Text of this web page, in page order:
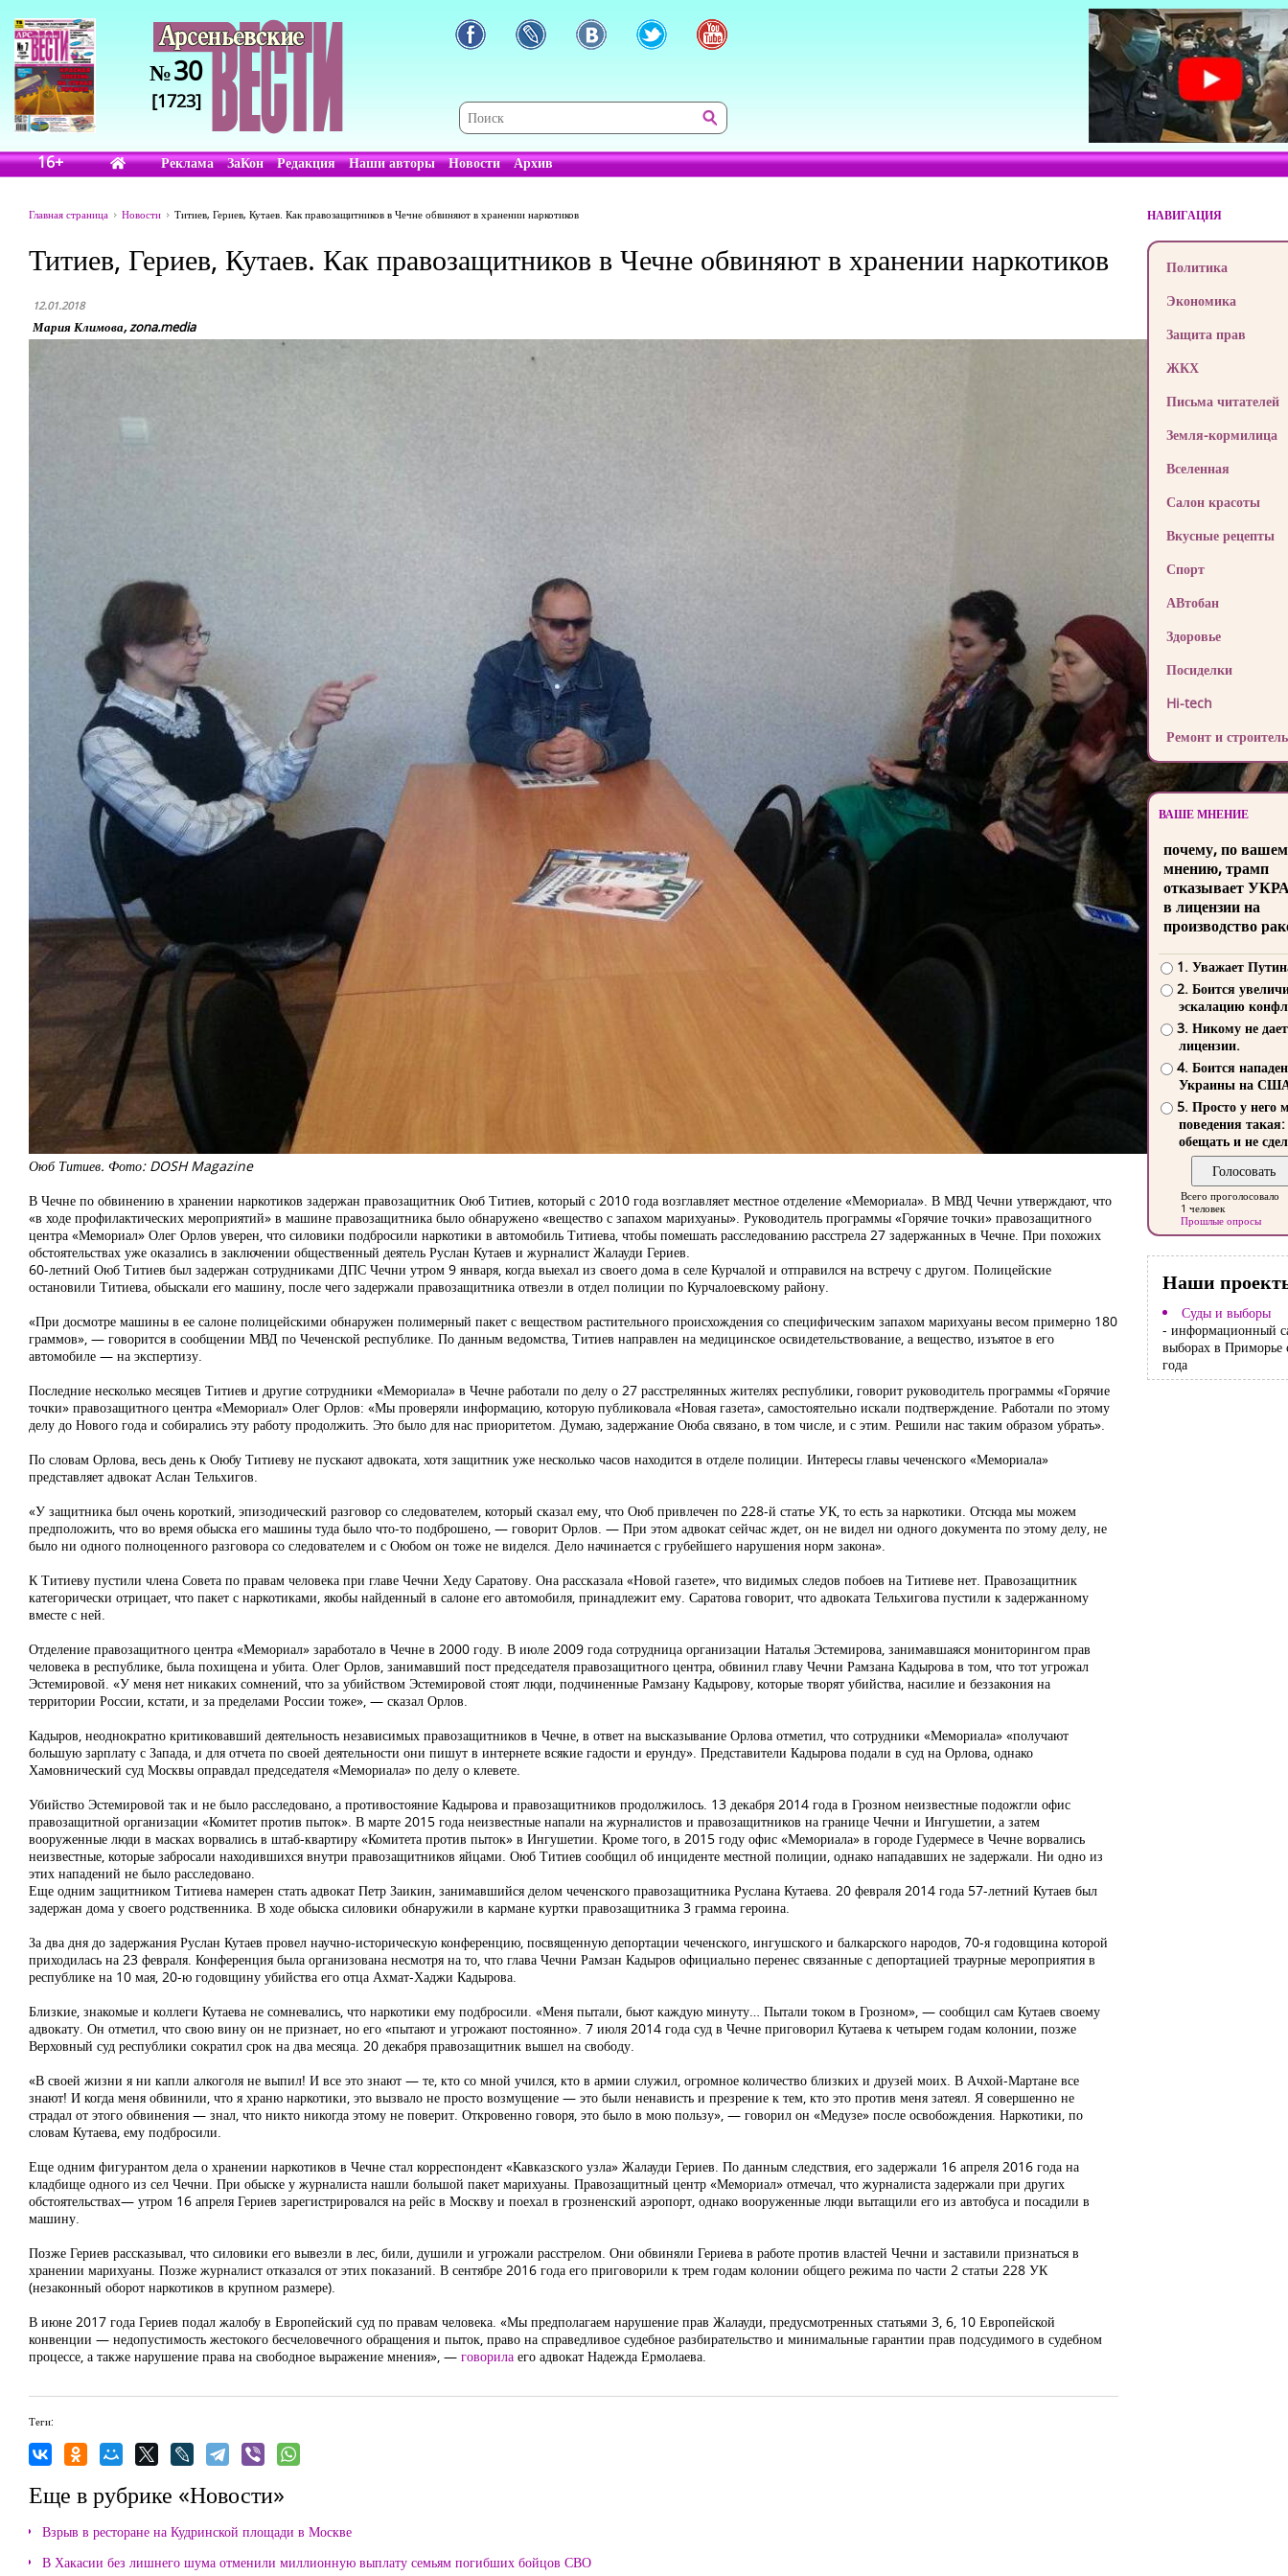
№30
[1723]
16+ Реклама ЗаКон Редакция Наши авторы Новости Архив
Главная страница Новости Титиев, Гериев, Кутаев. Как правозащитников в Чечне обвиняют в хранении наркотиков
Титиев, Гериев, Кутаев. Как правозащитников в Чечне обвиняют в хранении наркотиков
12.01.2018
Мария Климова, zona.media
Оюб Титиев. Фото: DOSH Magazine
В Чечне по обвинению в хранении наркотиков задержан правозащитник Оюб Титиев, который с 2010 года возглавляет местное отделение «Мемориала». В МВД Чечни утверждают, что
«в ходе профилактических мероприятий» в машине правозащитника было обнаружено «вещество с запахом марихуаны». Руководитель программы «Горячие точки» правозащитного
центра «Мемориал» Олег Орлов уверен, что силовики подбросили наркотики в автомобиль Титиева, чтобы помешать расследованию расстрела 27 задержанных в Чечне. При похожих
обстоятельствах уже оказались в заключении общественный деятель Руслан Кутаев и журналист Жалауди Гериев.
60-летний Оюб Титиев был задержан сотрудниками ДПС Чечни утром 9 января, когда выехал из своего дома в селе Курчалой и отправился на встречу с другом. Полицейские
остановили Титиева, обыскали его машину, после чего задержали правозащитника отвезли в отдел полиции по Курчалоевскому району.
«При досмотре машины в ее салоне полицейскими обнаружен полимерный пакет с веществом растительного происхождения со специфическим запахом марихуаны весом примерно 180
граммов», — говорится в сообщении МВД по Чеченской республике. По данным ведомства, Титиев направлен на медицинское освидетельствование, а вещество, изъятое в его
автомобиле — на экспертизу.
Последние несколько месяцев Титиев и другие сотрудники «Мемориала» в Чечне работали по делу о 27 расстрелянных жителях республики, говорит руководитель программы «Горячие
точки» правозащитного центра «Мемориал» Олег Орлов: «Мы проверяли информацию, которую публиковала «Новая газета», самостоятельно искали подтверждение. Работали по этому
делу до Нового года и собирались эту работу продолжить. Это было для нас приоритетом. Думаю, задержание Оюба связано, в том числе, и с этим. Решили нас таким образом убрать».
По словам Орлова, весь день к Оюбу Титиеву не пускают адвоката, хотя защитник уже несколько часов находится в отделе полиции. Интересы главы чеченского «Мемориала»
представляет адвокат Аслан Тельхигов.
«У защитника был очень короткий, эпизодический разговор со следователем, который сказал ему, что Оюб привлечен по 228-й статье УК, то есть за наркотики. Отсюда мы можем
предположить, что во время обыска его машины туда было что-то подброшено, — говорит Орлов. — При этом адвокат сейчас ждет, он не видел ни одного документа по этому делу, не
было ни одного полноценного разговора со следователем и с Оюбом он тоже не виделся. Дело начинается с грубейшего нарушения норм закона».
К Титиеву пустили члена Совета по правам человека при главе Чечни Хеду Саратову. Она рассказала «Новой газете», что видимых следов побоев на Титиеве нет. Правозащитник
категорически отрицает, что пакет с наркотиками, якобы найденный в салоне его автомобиля, принадлежит ему. Саратова говорит, что адвоката Тельхигова пустили к задержанному
вместе с ней.
Отделение правозащитного центра «Мемориал» заработало в Чечне в 2000 году. В июле 2009 года сотрудница организации Наталья Эстемирова, занимавшаяся мониторингом прав
человека в республике, была похищена и убита. Олег Орлов, занимавший пост председателя правозащитного центра, обвинил главу Чечни Рамзана Кадырова в том, что тот угрожал
Эстемировой. «У меня нет никаких сомнений, что за убийством Эстемировой стоят люди, подчиненные Рамзану Кадырову, которые творят убийства, насилие и беззакония на
территории России, кстати, и за пределами России тоже», — сказал Орлов.
Кадыров, неоднократно критиковавший деятельность независимых правозащитников в Чечне, в ответ на высказывание Орлова отметил, что сотрудники «Мемориала» «получают
большую зарплату с Запада, и для отчета по своей деятельности они пишут в интернете всякие гадости и ерунду». Представители Кадырова подали в суд на Орлова, однако
Хамовнический суд Москвы оправдал председателя «Мемориала» по делу о клевете.
Убийство Эстемировой так и не было расследовано, а противостояние Кадырова и правозащитников продолжилось. 13 декабря 2014 года в Грозном неизвестные подожгли офис
правозащитной организации «Комитет против пыток». В марте 2015 года неизвестные напали на журналистов и правозащитников на границе Чечни и Ингушетии, а затем
вооруженные люди в масках ворвались в штаб-квартиру «Комитета против пыток» в Ингушетии. Кроме того, в 2015 году офис «Мемориала» в городе Гудермесе в Чечне ворвались
неизвестные, которые забросали находившихся внутри правозащитников яйцами. Оюб Титиев сообщил об инциденте местной полиции, однако нападавших не задержали. Ни одно из
этих нападений не было расследовано.
Еще одним защитником Титиева намерен стать адвокат Петр Заикин, занимавшийся делом чеченского правозащитника Руслана Кутаева. 20 февраля 2014 года 57-летний Кутаев был
задержан дома у своего родственника. В ходе обыска силовики обнаружили в кармане куртки правозащитника 3 грамма героина.
За два дня до задержания Руслан Кутаев провел научно-историческую конференцию, посвященную депортации чеченского, ингушского и балкарского народов, 70-я годовщина которой
приходилась на 23 февраля. Конференция была организована несмотря на то, что глава Чечни Рамзан Кадыров официально перенес связанные с депортацией траурные мероприятия в
республике на 10 мая, 20-ю годовщину убийства его отца Ахмат-Хаджи Кадырова.
Близкие, знакомые и коллеги Кутаева не сомневались, что наркотики ему подбросили. «Меня пытали, бьют каждую минуту… Пытали током в Грозном», — сообщил сам Кутаев своему
адвокату. Он отметил, что свою вину он не признает, но его «пытают и угрожают постоянно». 7 июля 2014 года суд в Чечне приговорил Кутаева к четырем годам колонии, позже
Верховный суд республики сократил срок на два месяца. 20 декабря правозащитник вышел на свободу.
«В своей жизни я ни капли алкоголя не выпил! И все это знают — те, кто со мной учился, кто в армии служил, огромное количество близких и друзей моих. В Ачхой-Мартане все
знают! И когда меня обвинили, что я храню наркотики, это вызвало не просто возмущение — это были ненависть и презрение к тем, кто это против меня затеял. Я совершенно не
страдал от этого обвинения — знал, что никто никогда этому не поверит. Откровенно говоря, это было в мою пользу», — говорил он «Медузе» после освобождения. Наркотики, по
словам Кутаева, ему подбросили.
Еще одним фигурантом дела о хранении наркотиков в Чечне стал корреспондент «Кавказского узла» Жалауди Гериев. По данным следствия, его задержали 16 апреля 2016 года на
кладбище одного из сел Чечни. При обыске у журналиста нашли большой пакет марихуаны. Правозащитный центр «Мемориал» отмечал, что журналиста задержали при других
обстоятельствах— утром 16 апреля Гериев зарегистрировался на рейс в Москву и поехал в грозненский аэропорт, однако вооруженные люди вытащили его из автобуса и посадили в
машину.
Позже Гериев рассказывал, что силовики его вывезли в лес, били, душили и угрожали расстрелом. Они обвиняли Гериева в работе против властей Чечни и заставили признаться в
хранении марихуаны. Позже журналист отказался от этих показаний. В сентябре 2016 года его приговорили к трем годам колонии общего режима по части 2 статьи 228 УК
(незаконный оборот наркотиков в крупном размере).
В июне 2017 года Гериев подал жалобу в Европейский суд по правам человека. «Мы предполагаем нарушение прав Жалауди, предусмотренных статьями 3, 6, 10 Европейской
конвенции — недопустимость жестокого бесчеловечного обращения и пыток, право на справедливое судебное разбирательство и минимальные гарантии прав подсудимого в судебном
процессе, а также нарушение права на свободное выражение мнения», — говорила его адвокат Надежда Ермолаева.
Теги:
Еще в рубрике «Новости»
Взрыв в ресторане на Кудринской площади в Москве
В Хакасии без лишнего шума отменили миллионную выплату семьям погибших бойцов СВО
НАВИГАЦИЯ
Политика
Экономика
Защита прав
ЖКХ
Письма читателей
Земля-кормилица
Вселенная
Салон красоты
Вкусные рецепты
Спорт
АВтобан
Здоровье
Посиделки
Hi-tech
Ремонт и
ВАШЕ МНЕНИЕ
почему, по
мнению, трамп
отказывает
в лицензии на
производство
1. Уважает
2. Боится
эскалацию
3. Никому не
лицензии.
4. Боится
Украины на
5. Просто у него
поведения такая:
обещать и не
Всего проголосовало
1 человек
Прошлые опросы
Наши
Суды и выборы
- информационный
выборах в Приморье
года